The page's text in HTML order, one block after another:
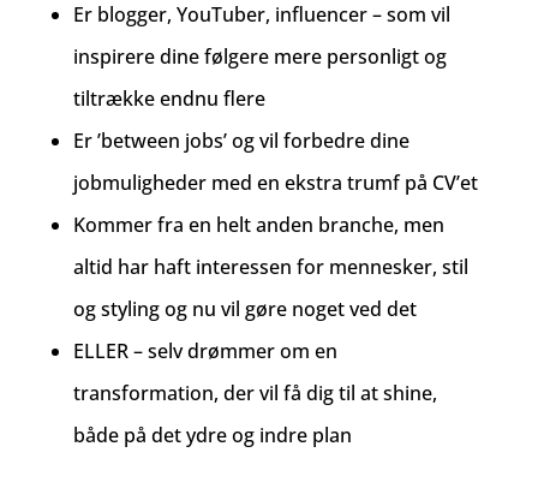
Er blogger, YouTuber, influencer – som vil
inspirere dine følgere mere personligt og
tiltrække endnu flere
Er ’between jobs’ og vil forbedre dine
jobmuligheder med en ekstra trumf på CV’et
Kommer fra en helt anden branche, men
altid har haft interessen for mennesker, stil
og styling og nu vil gøre noget ved det
ELLER – selv drømmer om en
transformation, der vil få dig til at shine,
både på det ydre og indre plan